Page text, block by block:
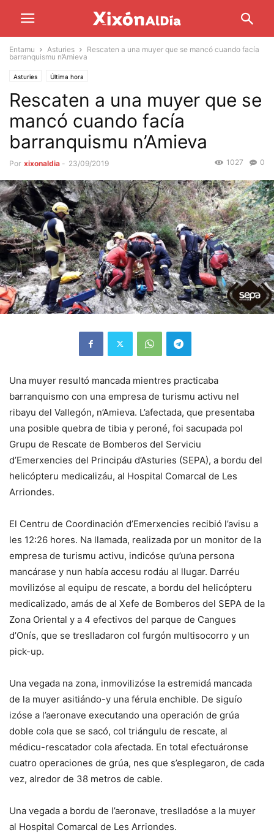
Entamu Asturies
Rescaten a una muyer que se mancó cuando facía
barranquismu n’Amieva
Asturies Última hora
Rescaten a una muyer que se
mancó cuando facía
barranquismu n’Amieva
Por xixonaldia - 23/09/2019 0
1027
Una muyer resultó mancada mientres practicaba
barranquismo con una empresa de turismu activu nel
ribayu del Vallegón, n’Amieva. L’afectada, que presentaba
una posible quebra de tibia y peroné, foi sacupada pol
Grupu de Rescate de Bomberos del Serviciu
d’Emerxencies del Principáu d’Asturies (SEPA), a bordu del
helicópteru medicalizáu, al Hospital Comarcal de Les
Arriondes.
El Centru de Coordinación d’Emerxencies recibió l’avisu a
les 12:26 hores. Na llamada, realizada por un monitor de la
empresa de turismu activu, indicóse qu’una persona
mancárase y nun había accesu rodáu al llugar. Darréu
movilizóse al equipu de rescate, a bordu del helicópteru
medicalizado, amás de al Xefe de Bomberos del SEPA de la
Zona Oriental y a 4 efectivos del parque de Cangues
d’Onís, que se treslladaron col furgón multisocorro y un
pick-up.
Una vegada na zona, inmovilizóse la estremidá mancada
de la muyer asitiándo-y una férula enchible. De siguío
izóse a l’aeronave executando una operación de grúa
doble cola que se sacó, col triángulu de rescate, al
médicu-rescatador cola afectada. En total efectuáronse
cuatro operaciones de grúa, nes que s’esplegaron, de cada
vez, alredor de 38 metros de cable.
Una vegada a bordu de l’aeronave, treslladóse a la muyer
al Hospital Comarcal de Les Arriondes.